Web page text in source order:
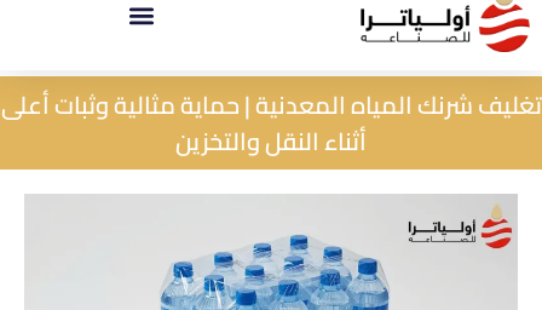
تغليف شرنك المياه المعدنية | حماية مثالية وثبات أعلى
أثناء النقل والتخزين